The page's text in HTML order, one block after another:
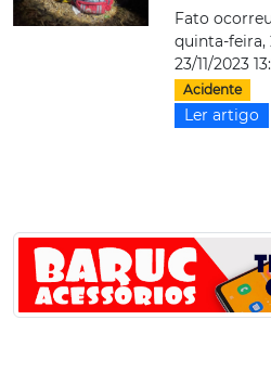
Fato
quinta-feira,
23/11/2023
Acidente
Ler artigo